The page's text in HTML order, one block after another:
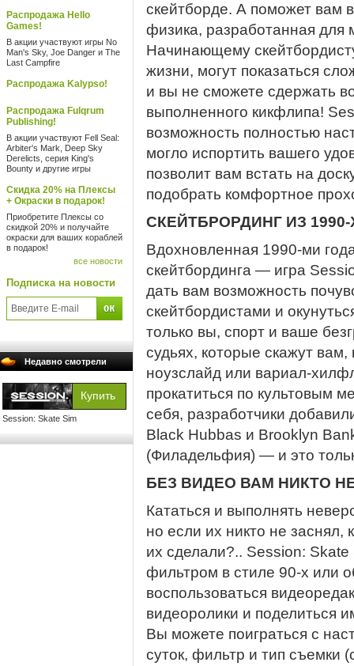
Распродажа Hello
Games!
В акции участвуют игры No
Man's Sky, Joe Danger и The
Last Campfire
Распродажа Kalypso!
Распродажа Fulqrum
Publishing!
В акции участвуют Fell Seal:
Arbiter's Mark, Deep Sky
Derelicts, серия King's
Bounty и другие игры
Скидка 20% на Плексы
+ Окраски в подарок!
Приобретите Плексы со
скидкой 20% и получайте
окраски для ваших кораблей
в подарок!
все новости
Подписка на новости
Недавно смотрели
Session: Skate Sim
скейтборде. А поможет вам
физика, разработанная для
Начинающему
жизни, могут показаться
и вы не сможете сдержать
выполненного кикфлипа!
возможность полностью
могло испортить вашего
позволит вам встать на
подобрать комфортное
СКЕЙТБРОРДИНГ ИЗ 1990-
Вдохновленная 1990-ми
скейтбординга — игра
дать вам возможность
скейтбордистами и
только вы, спорт и ваше
судьях, которые скажут
ноузслайд или вариал-
прокатиться по культовым
себя, разработчики
Black Hubbas и Brooklyn
(Филадельфия) — и это
БЕЗ ВИДЕО ВАМ НИКТО
Кататься и выполнять
но если их никто не заснял,
их сделали?.. Session:
фильтром в стиле 90-х или
воспользоваться
видеоролики и поделиться
Вы можете поиграться с
суток, фильтр и тип съемки